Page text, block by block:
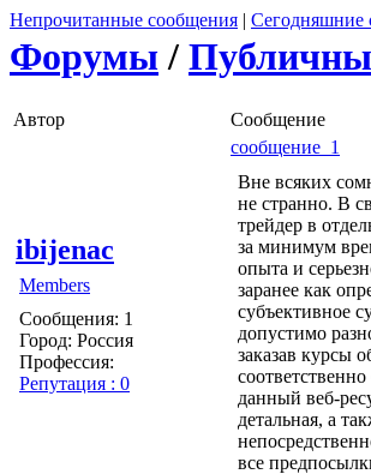
Непрочитанные сообщения | Сегодняшние
Форумы/
Автор Сообщение
ibijenac
Members
Сообщения: 1
Город: Россия
Профессия:
Репутация : 0
сообщение 1
Вне всяких
не странно. В
трейдер в
за минимум
опыта и
заранее как
субъективное
допустимо
заказав курсы
данный веб-
детальная, а
все